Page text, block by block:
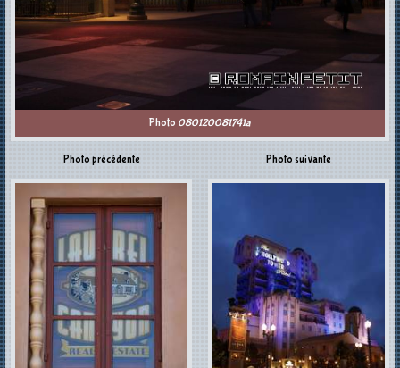
Photo 080120081741a
Photo précédente Photo suivante